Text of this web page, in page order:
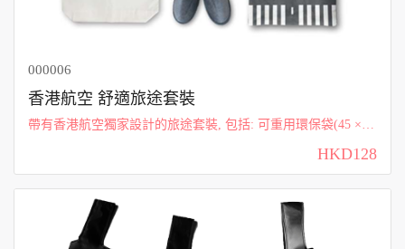
000006
香港航空 舒適旅途套裝
帶有香港航空獨家設計的旅途套裝, 包括: 可重用環保袋(45 × 4
HKD128